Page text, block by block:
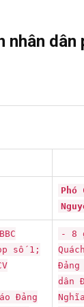
nhân dân
Phó
số 1;
Đảng
- 8
dân